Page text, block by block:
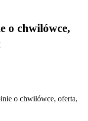
o chwilówce,
o chwilówce, oferta,